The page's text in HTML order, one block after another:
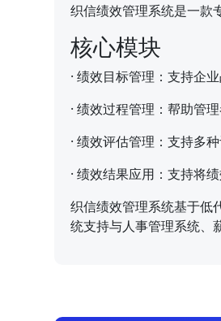
织信绩效管理系统是一款
核心模块
·绩效目标管理：支持企
·绩效过程管理：帮助管
·绩效评估管理：支持多
·绩效结果应用：支持将
织信绩效管理系统基于低
统支持与人事管理系统、